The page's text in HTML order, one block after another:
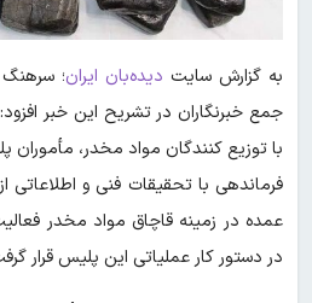
به گزارش سایت دیده‌بان ایران؛
جمع خبرنگاران در تشریح این خبر
با توزیع کنندگان مواد مخدر، مأموران
فرماندهی با تحقیقات فنی و اطلاعاتی
عمده در زمینه قاچاق مواد مخدر
در دستور کار عملیاتی این پلیس قرار